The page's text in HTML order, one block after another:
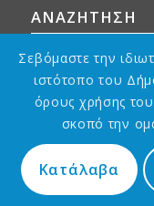
ΑΝΑΖΗΤΗΣΗ
Σεβόμαστε την
ιστότοπο του
όρους χρήσης
σκοπό την
Κατάλαβα